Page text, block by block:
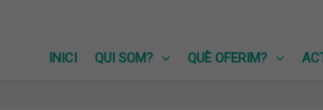
INICI
QUI SOM? QUÈ OFERIM?